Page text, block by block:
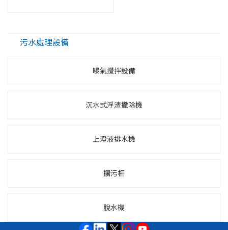
污水處理設備
曝氣攪拌設備
沉水式浮渣撇除機
上澄液排水機
攔污柵
脫水機